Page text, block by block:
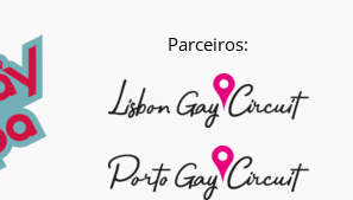
Parceiros: